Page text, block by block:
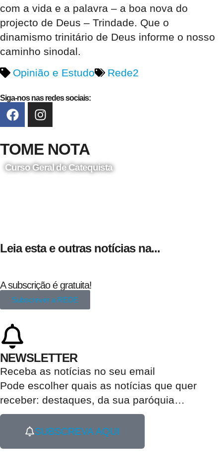
com a vida e a palavra – a boa nova do
projecto de Deus – Trindade. Que o
dinamismo trinitário de Deus informe o nosso
caminho sinodal.
Opinião e Estudo
Rede2
Siga-nos nas redes sociais:
TOME NOTA
Curso Geral de Catequista
Leia esta e outras notícias na...
A subscrição é gratuita!
Subscrever a REDE
NEWSLETTER
Receba as notícias no seu email​
Pode escolher quais as notícias que quer
receber: destaques, da sua paróquia…
SUBSCREVA AQUI